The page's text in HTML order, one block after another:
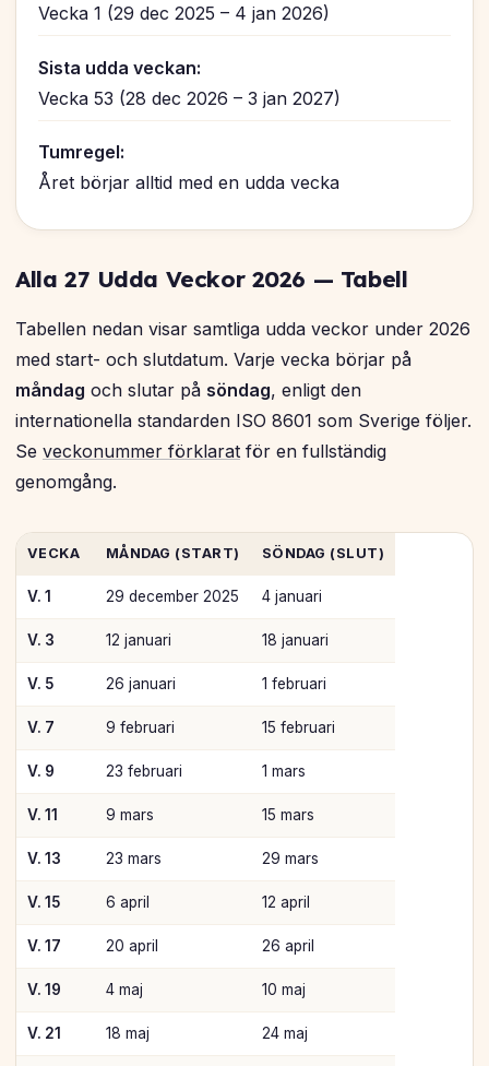
Vecka 1 (29 dec 2025 – 4 jan 2026)
Sista udda veckan:
Vecka 53 (28 dec 2026 – 3 jan 2027)
Tumregel:
Året börjar alltid med en udda vecka
Alla 27 Udda Veckor 2026 — Tabell
Tabellen nedan visar samtliga udda veckor under 2026
med start- och slutdatum. Varje vecka börjar på
måndag och slutar på söndag, enligt den
internationella standarden ISO 8601 som Sverige följer.
Se veckonummer förklarat för en fullständig
genomgång.
VECKA MÅNDAG (START) SÖNDAG (SLUT)
V. 1 29 december 2025 4 januari
V. 3 12 januari 18 januari
V. 5 26 januari 1 februari
V. 7 9 februari 15 februari
V. 9 23 februari 1 mars
V. 11 9 mars 15 mars
V. 13 23 mars 29 mars
V. 15 6 april 12 april
V. 17 20 april 26 april
V. 19 4 maj 10 maj
V. 21 18 maj 24 maj